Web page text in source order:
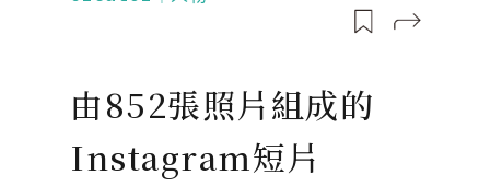
由852張照片組成的
Instagram短片